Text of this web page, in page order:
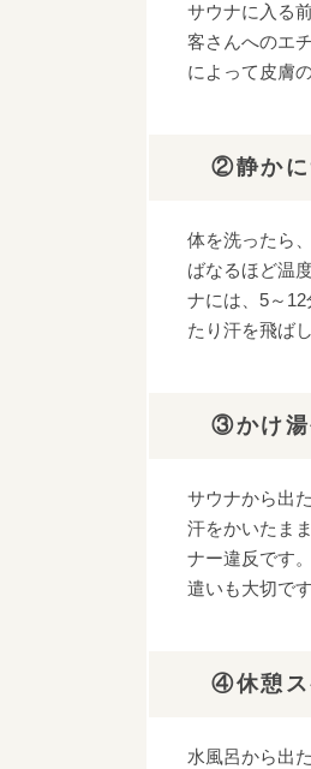
サウナに入る
客さんへのエ
によって皮膚
②静かに
体を洗ったら
ばなるほど温
ナには、5～
たり汗を飛ば
③かけ湯
サウナから出
汗をかいたま
ナー違反です
遣いも大切で
④休憩ス
水風呂から出